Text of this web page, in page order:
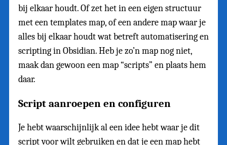
bij elkaar houdt. Of zet het in een eigen structuur
met een templates map, of een andere map waar je
alles bij elkaar houdt wat betreft automatisering en
scripting in Obsidian. Heb je zo’n map nog niet,
maak dan gewoon een map “scripts” en plaats hem
daar.
Script aanroepen en configuren
Je hebt waarschijnlijk al een idee hebt waar je dit
script voor wilt gebruiken en dat je een map hebt